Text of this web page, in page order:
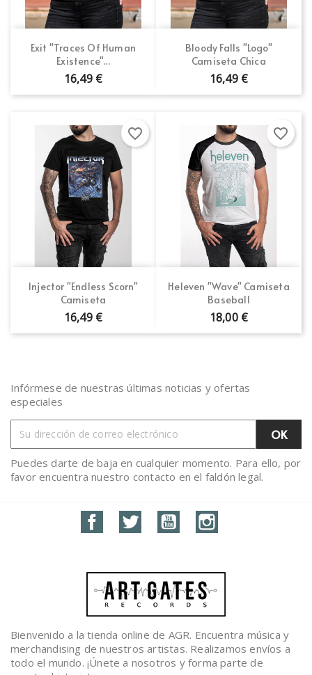
Exit "Traces Of Human
Existence"...
16,49 €
Bloody Falls "Logo"
Camiseta Chica
16,49 €
Injector "Endless Scorn"
Camiseta
16,49 €
favorite_border
Heleven "Wave" Camiseta
Baseball
18,00 €
favorite_border
Infórmese de nuestras últimas noticias y ofertas
especiales
Puedes darte de baja en cualquier momento. Para ello, por
favor encuentra nuestro contacto en el faldón legal.
FacebookTwitter YouTube
Bienvenido a la tienda online de AGR. Encuentra música y
merchandising de nuestros artistas. Realizamos envíos a
todo el mundo. ¡Únete a nosotros y forma parte de